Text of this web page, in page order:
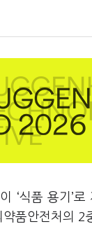
‘식품 용기’
품안전처의 2